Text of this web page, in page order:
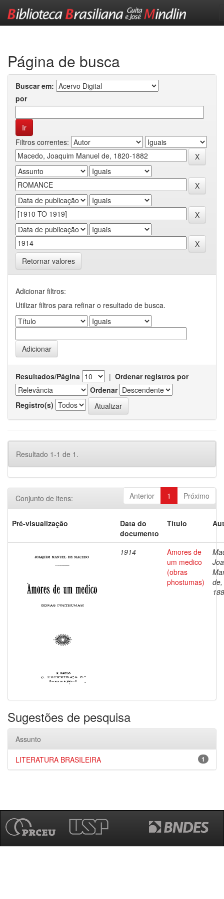
Página de busca
Buscar em:
por
Filtros correntes:
Retornar valores
Adicionar filtros:
Utilizar filtros para refinar o resultado de busca.
Resultados/Página | Ordenar registros por
Ordenar
Registro(s)
Resultado 1-1 de 1.
Anterior 1 Próximo
Conjunto de itens:
Pré-visualização
Data do
documento
Título
1914
Amores de
um medico
(obras
phostumas)
Sugestões de pesquisa
Assunto
1
LITERATURA BRASILEIRA